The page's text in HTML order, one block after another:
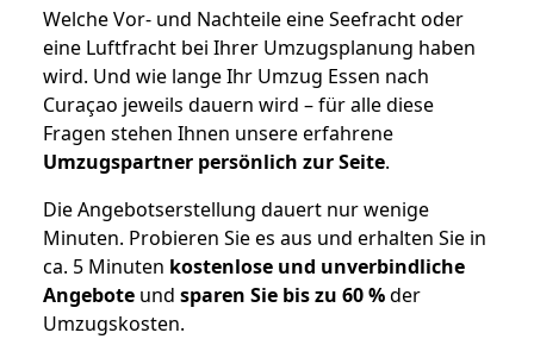
Welche Vor- und Nachteile eine Seefracht oder
eine Luftfracht bei Ihrer Umzugsplanung haben
wird. Und wie lange Ihr Umzug Essen nach
Curaçao jeweils dauern wird – für alle diese
Fragen stehen Ihnen unsere erfahrene
Umzugspartner persönlich zur Seite.
Die Angebotserstellung dauert nur wenige
Minuten. Probieren Sie es aus und erhalten Sie in
ca. 5 Minuten kostenlose und unverbindliche
Angebote und sparen Sie bis zu 60 %der
Umzugskosten.